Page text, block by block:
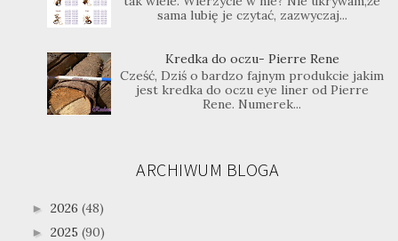
sama lubię je czytać, zazwyczaj...
Kredka do oczu- Pierre Rene
Cześć, Dziś o bardzo fajnym produkcie jakim
jest kredka do oczu eye liner od Pierre
Rene. Numerek...
ARCHIWUM BLOGA
► 2026 (48)
► 2025 (90)